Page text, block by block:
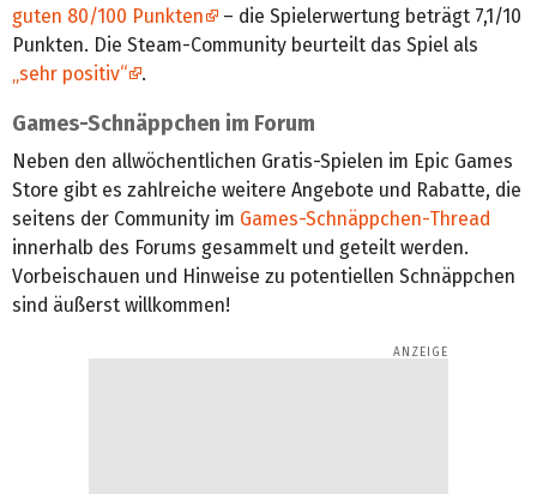
guten 80/100 Punkten
– die Spielerwertung beträgt 7,1/10
Punkten. Die Steam-Community beurteilt das Spiel als
„sehr positiv“
.
Games-Schnäppchen im Forum
Neben den allwöchentlichen Gratis-Spielen im Epic Games
Store gibt es zahlreiche weitere Angebote und Rabatte, die
seitens der Community im Games-Schnäppchen-Thread
innerhalb des Forums gesammelt und geteilt werden.
Vorbeischauen und Hinweise zu potentiellen Schnäppchen
sind äußerst willkommen!